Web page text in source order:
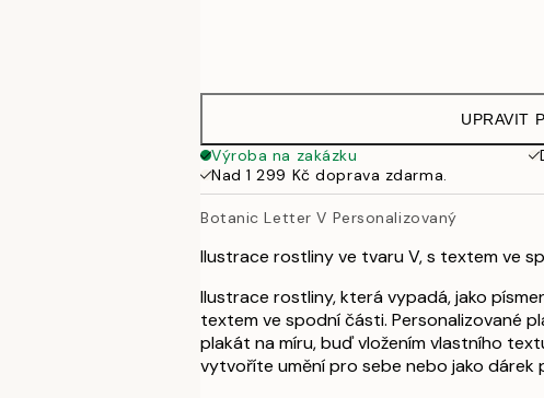
50x70 cm
UPRAVIT
Výroba na zakázku
Nad 1 299 Kč doprava zdarma.
Botanic Letter V Personalizovaný
Ilustrace rostliny ve tvaru V, s textem ve
Ilustrace rostliny, která vypadá, jako
textem ve spodní části. Personalizované
plakát na míru, buď vložením vlastního
vytvoříte umění pro sebe nebo jako dárek